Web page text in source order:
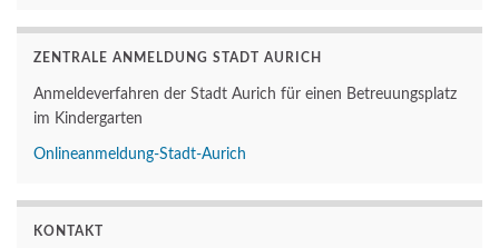
ZENTRALE ANMELDUNG STADT AURICH
Anmeldeverfahren der Stadt Aurich für einen Betreuungsplatz
im Kindergarten
Onlineanmeldung-Stadt-Aurich
KONTAKT